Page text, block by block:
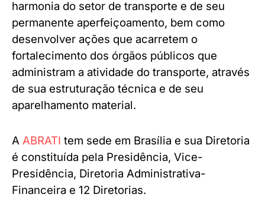
harmonia do setor de transporte e de seu
permanente aperfeiçoamento, bem como
desenvolver ações que acarretem o
fortalecimento dos órgãos públicos que
administram a atividade do transporte, através
de sua estruturação técnica e de seu
aparelhamento material.
A ABRATI tem sede em Brasília e sua Diretoria
é constituída pela Presidência, Vice-
Presidência, Diretoria Administrativa-
Financeira e 12 Diretorias.